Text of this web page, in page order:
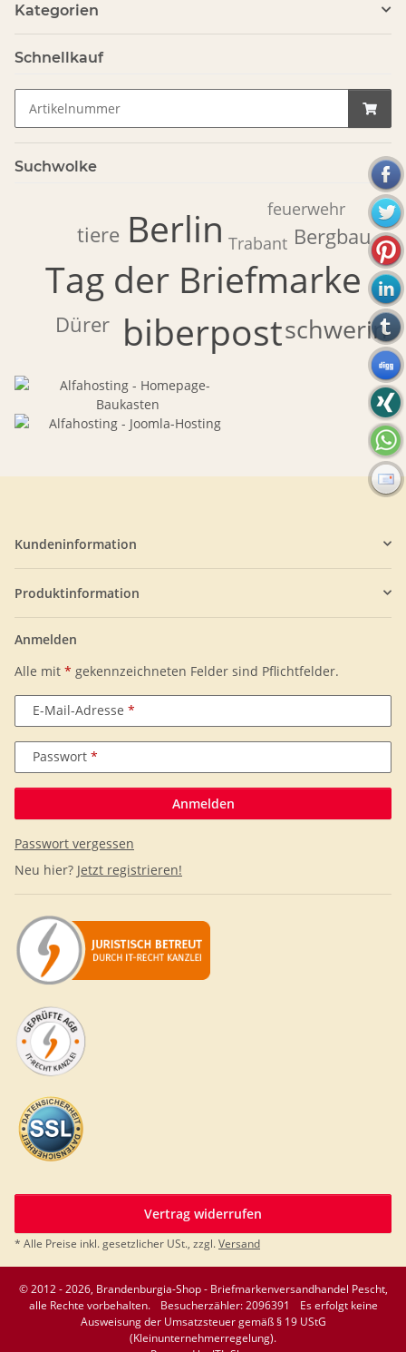
Kategorien
Schnellkauf
Suchwolke
Tag der Briefmarke
biberpost
Berlin
schwerin
Bergbau
Dürer
tiere
feuerwehr
Trabant
Kundeninformation
Produktinformation
Anmelden
Alle mit * gekennzeichneten Felder sind Pflichtfelder.
E-Mail-Adresse
Passwort
Anmelden
Passwort vergessen
Neu hier? Jetzt registrieren!
Vertrag widerrufen
* Alle Preise inkl. gesetzlicher USt., zzgl.Versand
© 2012 - 2026, Brandenburgia-Shop - Briefmarkenversandhandel Pescht,
alle Rechte vorbehalten.
Besucherzähler: 2096391
Es erfolgt keine
Ausweisung der Umsatzsteuer gemäß § 19 UStG
(Kleinunternehmerregelung).